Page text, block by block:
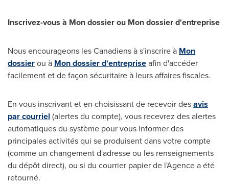
Inscrivez-vous à Mon dossier ou Mon dossier d'entreprise
Nous encourageons les Canadiens à s'inscrire à Mon
dossierou à Mon dossier d'entrepriseafin d'accéder
facilement et de façon sécuritaire à leurs affaires fiscales.
En vous inscrivant et en choisissant de recevoir desavis
par courriel (alertes du compte), vous recevrez des alertes
automatiques du système pour vous informer des
principales activités qui se produisent dans votre compte
(comme un changement d'adresse ou les renseignements
du dépôt direct), ou si du courrier papier de l'Agence a été
retourné.